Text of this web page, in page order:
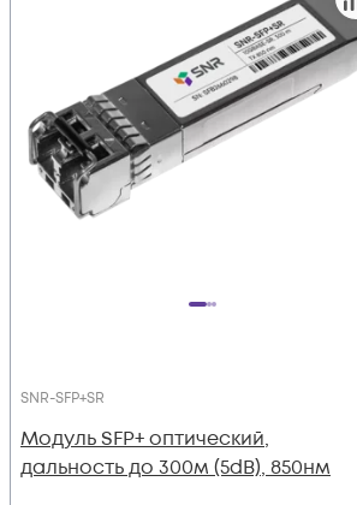
SNR-SFP+SR
Модуль SFP+ оптический,
дальность до 300м (5dB), 850нм